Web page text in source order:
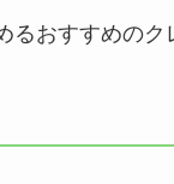
るおすすめのク